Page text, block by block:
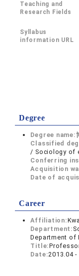
Teaching and
Research Fields
Syllabus
information URL
Degree
Degree name:
Classified
/ Sociology of
Conferring
Acquisition
Date of
Career
Affiliation:
Department:
Department of
Title:
Date:2013.04 -